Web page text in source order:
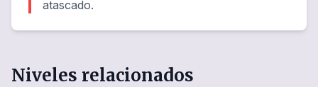
atascado.
Niveles relacionados